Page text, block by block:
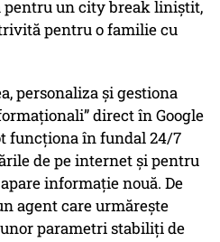
pentru un city break liniștit,
pentru o familie cu
personaliza și gestiona
direct în Google
funcționa în fundal 24/7
de pe internet și pentru
informație nouă. De
agent care urmărește
parametri stabiliți de